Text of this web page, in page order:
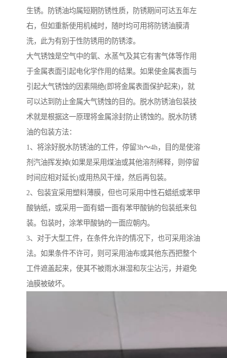
生锈。防锈油均属短期防锈性质，防锈期间可达五年左
右，但如重新使用机械时，随时均可用将防锈油膜清
洗，此为有别于性防锈用的防锈漆。
大气锈蚀是空气中的氧、水蒸气及其它有害气体等作用
于金属表面引起电化学作用的结果。如果使金属表面与
引起大气锈蚀的因素隔绝(即将金属表面保护起来)，就
可以达到防止金属大气锈蚀的目的。脱水防锈油包装技
术就是根据这一原理将金属涂封防止锈蚀的。脱水防锈
油的包装方法：
1、将涂好脱水防锈油的工件，停留3h～4h，目的是使溶
剂汽油挥发掉(如果是采用煤油或其他溶剂稀释，则停留
时间应相对延长)或用热风干燥，然后再包装。
2、包装宜采用塑料薄膜，但也可采用中性石蜡纸或苯甲
酸钠纸，或采用一面有蜡一面有苯甲酸钠的包装纸来包
装。包装时，涂苯甲酸钠的一面应朝内。
3、对于大型工件，在条件允许的情况下，也可采用涂油
法。如果条件不许可，则可采用油布或其他东西把整个
工件遮盖起来，使其不被雨水淋湿和灰尘沾污，并避免
油膜被破坏。